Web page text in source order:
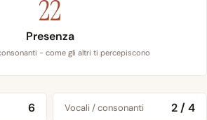
22
Presenza
- come gli altri ti percepiscono
6 Vocali / consonanti 2 / 4